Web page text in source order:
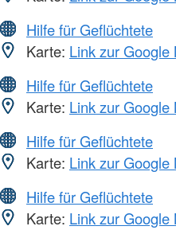
Hilfe für Geflüchtete
Karte: Link zur Google
Hilfe für Geflüchtete
Karte: Link zur Google
Hilfe für Geflüchtete
Karte: Link zur Google
Hilfe für Geflüchtete
Karte: Link zur Google